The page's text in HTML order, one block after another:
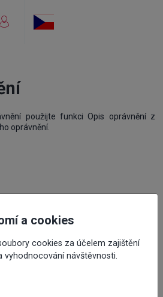
použijte funkci Opis oprávnění z
oprávnění.
a cookies
cookies za účelem zajištění
vyhodnocování návštěvnosti.